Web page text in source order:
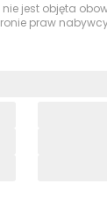
jest objęta
praw